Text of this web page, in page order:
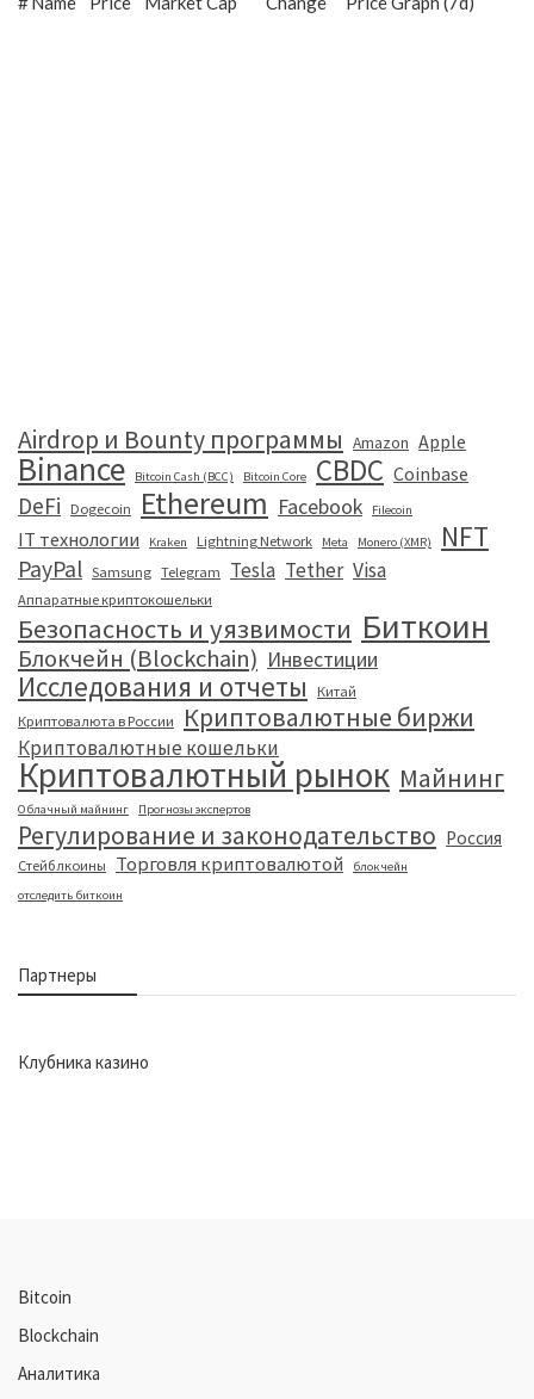
Airdrop и Bounty программы Amazon Apple
Binance Bitcoin Cash (BCC) Bitcoin Core CBDC Coinbase
DeFi Dogecoin Ethereum Facebook Filecoin
IT технологии Kraken Lightning Network Meta Monero (XMR) NFT
PayPal Samsung Telegram Tesla Tether Visa
Аппаратные криптокошельки
Безопасность и уязвимости Биткоин
Блокчейн (Blockchain) Инвестиции
Исследования и отчеты
Китай
Криптовалюта в России
Криптовалютные биржи
Криптовалютные кошельки
Криптовалютный рынок Майнинг
Облачный майнинг Прогнозы экспертов
Регулирование и законодательство Россия
Стейблкоины Торговля криптовалютой
блокчейн
отследить биткоин
Партнеры
Клубника казино
Bitcoin
Blockchain
Аналитика